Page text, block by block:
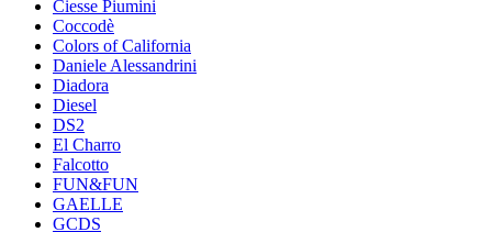
Ciesse Piumini
Coccodè
Colors of California
Daniele Alessandrini
Diadora
Diesel
DS2
El Charro
Falcotto
FUN&FUN
GAELLE
GCDS